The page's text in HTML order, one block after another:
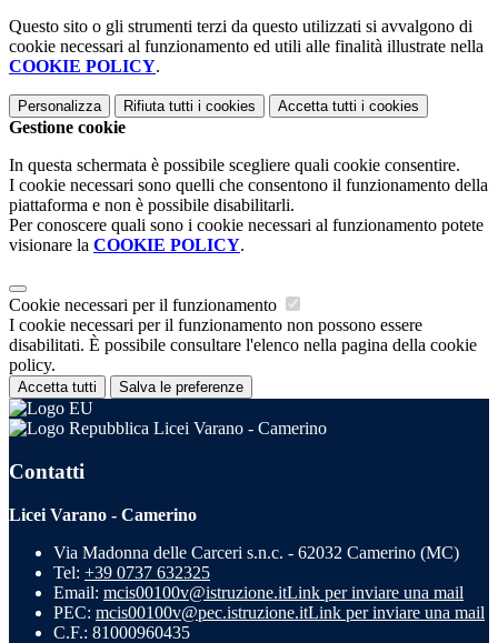
Questo sito o gli strumenti terzi da questo utilizzati si avvalgono di
cookie necessari al funzionamento ed utili alle finalità illustrate nella
COOKIE POLICY.
Personalizza Rifiuta tutti i cookies Accetta tutti i cookies
Gestione cookie
In questa schermata è possibile scegliere quali cookie consentire.
I cookie necessari sono quelli che consentono il funzionamento della
piattaforma e non è possibile disabilitarli.
Per conoscere quali sono i cookie necessari al funzionamento potete
visionare la COOKIE POLICY.
Cookie necessari per il funzionamento
I cookie necessari per il funzionamento non possono essere
disabilitati. È possibile consultare l'elenco nella pagina della cookie
policy.
Accetta tutti Salva le preferenze
Licei Varano - Camerino
Contatti
Licei Varano - Camerino
Via Madonna delle Carceri s.n.c. - 62032 Camerino (MC)
Tel: +39 0737 632325
Email: mcis00100v@istruzione.itLink per inviare una mail
PEC: mcis00100v@pec.istruzione.itLink per inviare una mail
C.F.: 81000960435